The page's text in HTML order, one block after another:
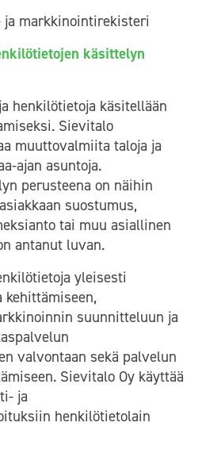
ja markkinointirekisteri
käsittelyn
henkilötietoja käsitellään
Sievitalo
muuttovalmiita taloja ja
ajan asuntoja.
perusteena on näihin
suostumus,
tai muu asiallinen
antanut luvan.
yleisesti
kehittämiseen,
suunnitteluun ja
valvontaan sekä palvelun
Sievitalo Oy käyttää
ja
henkilötietolain